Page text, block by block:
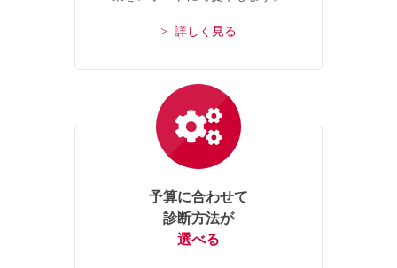
> 詳しく見る
予算に合わせて
診断方法が
選べる